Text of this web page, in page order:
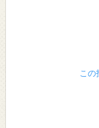
こ